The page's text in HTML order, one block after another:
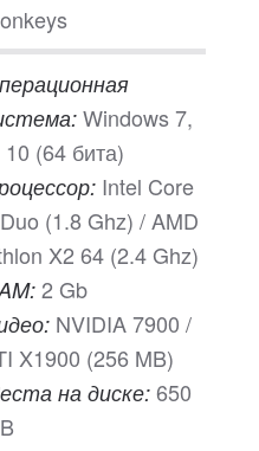
Windows 7,
(64 бита)
Intel Core
(1.8 Ghz) / AMD
X2 64 (2.4 Ghz)
2 Gb
NVIDIA 7900 /
X1900 (256 MB)
на диске: 650